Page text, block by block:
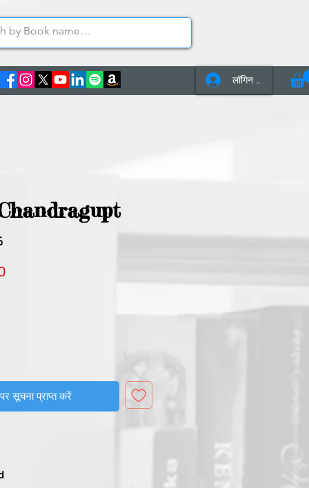
Contact Us लॉगिन करें
सूचना प्राप्त करें